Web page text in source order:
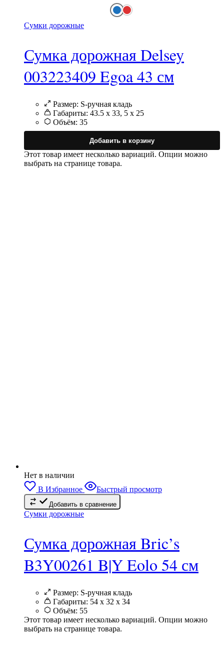
Сумки дорожные
Сумка дорожная Delsey
003223409 Egoa 43 см
Размер: S-ручная кладь
Габариты: 43.5 x 33, 5 x 25
Объём: 35
Добавить в корзину
Этот товар имеет несколько вариаций. Опции можно
выбрать на странице товара.
Нет в наличии
В Избранное
Быстрый просмотр
Добавить в сравнение
Сумки дорожные
Сумка дорожная Bric’s
B3Y00261 B|Y Eolo 54 см
Размер: S-ручная кладь
Габариты: 54 x 32 x 34
Объём: 55
Этот товар имеет несколько вариаций. Опции можно
выбрать на странице товара.